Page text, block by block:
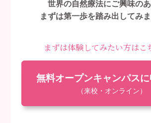
世界の自然療法にご興味のあ
まずは第一歩を踏み出してみ
まずは体験してみたい方はこ
無料オープンキャンパス
（来校・オンライン）